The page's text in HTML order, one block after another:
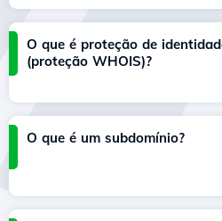
O que é proteção de
(proteção WHOIS)?
O que é um subdomínio?